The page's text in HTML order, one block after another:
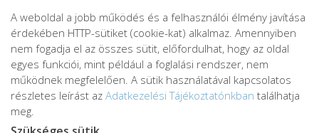
A weboldal a jobb működés és a felhasználói élmény javítása
érdekében HTTP-sütiket (cookie-kat) alkalmaz. Amennyiben
nem fogadja el az összes sütit, előfordulhat, hogy az oldal
egyes funkciói, mint például a foglalási rendszer, nem
működnek megfelelően. A sütik használatával kapcsolatos
részletes leírást az Adatkezelési Tájékoztatónkban találhatja
meg.